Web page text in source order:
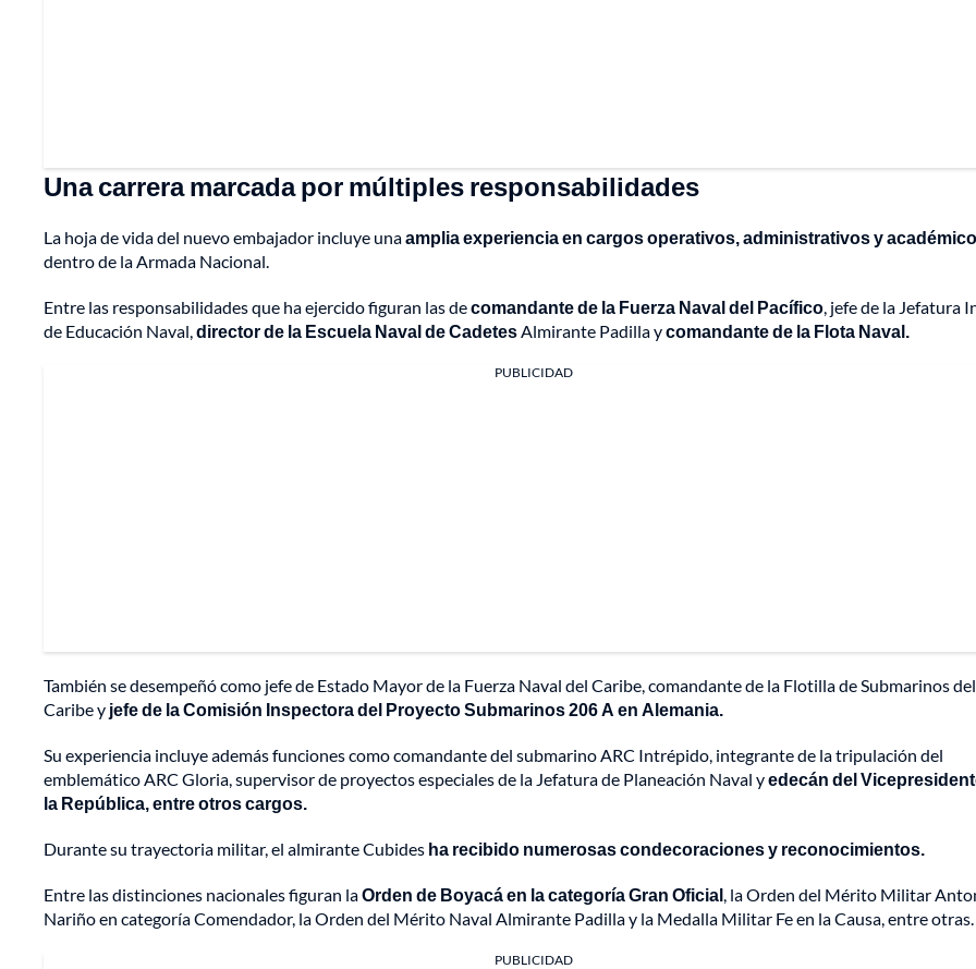
Una carrera marcada por múltiples responsabilidades
La hoja de vida del nuevo embajador incluye unaamplia experiencia en cargos operativos, administrativos y
dentro de la Armada Nacional.
Entre las responsabilidades que ha ejercido figuran las decomandante de la Fuerza Naval del Pacífico, jefe de la Jefatura
de Educación Naval,director de la Escuela Naval de CadetesAlmirante Padilla ycomandante de la Flota Naval.
PUBLICIDAD
También se desempeñó como jefe de Estado Mayor de la Fuerza Naval del Caribe, comandante de la Flotilla de Submarinos del
Caribe y jefe de la Comisión Inspectora del Proyecto Submarinos 206 A en Alemania.
Su experiencia incluye además funciones como comandante del submarino ARC Intrépido, integrante de la tripulación del
emblemático ARC Gloria, supervisor de proyectos especiales de la Jefatura de Planeación Naval yedecán del
la República, entre otros cargos.
Durante su trayectoria militar, el almirante Cubides ha recibido numerosas condecoraciones y reconocimientos.
Entre las distinciones nacionales figuran laOrden de Boyacá en la categoría Gran Oficial, la Orden del Mérito Militar
Nariño en categoría Comendador, la Orden del Mérito Naval Almirante Padilla y la Medalla Militar Fe en la Causa, entre otras.
PUBLICIDAD